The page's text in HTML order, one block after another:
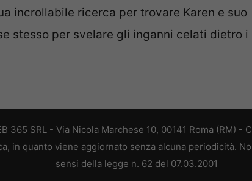
incrollabile ricerca per trovare Karen e suo
stesso per svelare gli inganni celati dietro i
365 SRL - Via Nicola Marchese 10, 00141 Roma (RM) -
in quanto viene aggiornato senza alcuna periodicità.
sensi della legge n. 62 del 07.03.2001